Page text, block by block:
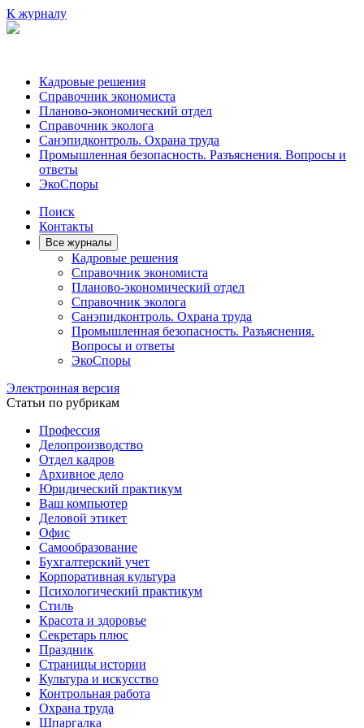
К журналу
Кадровые решения
Справочник экономиста
Планово-экономический отдел
Справочник эколога
Санэпидконтроль. Охрана труда
Промышленная безопасность. Разъяснения. Вопросы и
ответы
ЭкоСпоры
Поиск
Контакты
Все журналы
Кадровые решения
Справочник экономиста
Планово-экономический отдел
Справочник эколога
Санэпидконтроль. Охрана труда
Промышленная безопасность. Разъяснения.
Вопросы и ответы
ЭкоСпоры
Электронная версия
Статьи по рубрикам
Профессия
Делопроизводство
Отдел кадров
Архивное дело
Юридический практикум
Ваш компьютер
Деловой этикет
Офис
Самообразование
Бухгалтерский учет
Корпоративная культура
Психологический практикум
Стиль
Красота и здоровье
Секретарь плюс
Праздник
Страницы истории
Культура и искусство
Контрольная работа
Охрана труда
Шпаргалка